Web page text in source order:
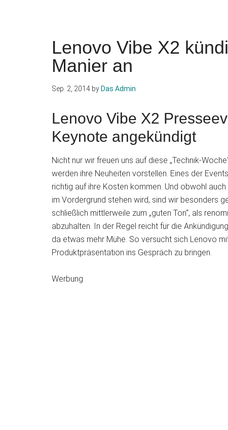
Lenovo Vibe X2
Manier an
Sep. 2, 2014 by Das Admin
Lenovo Vibe X2
Keynote angekündigt
Nicht nur wir freuen uns auf diese „Technik-
werden ihre Neuheiten vorstellen. Eines der
richtig auf ihre Kosten kommen. Und obwohl
im Vordergrund stehen wird, sind wir besonders
schließlich mittlerweile zum „guten Ton“, als
abzuhalten. In der Regel reicht für die
da etwas mehr Mühe. So versucht sich Lenovo
Produktpräsentation ins Gespräch zu bringen.
Werbung